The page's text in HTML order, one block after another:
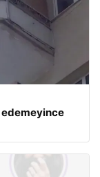
edemeyince